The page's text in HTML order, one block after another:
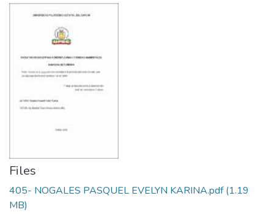
Files
405- NOGALES PASQUEL EVELYN KARINA.pdf(1.19
MB)